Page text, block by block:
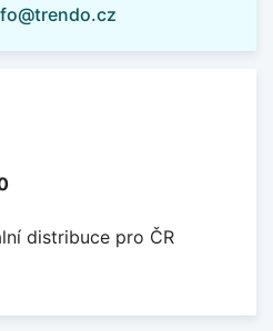
distribuce pro ČR